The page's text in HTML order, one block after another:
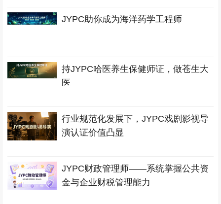
JYPC助你成为海洋药学工程师
持JYPC哈医养生保健师证，做苍生大
医
行业规范化发展下，JYPC戏剧影视导
演认证价值凸显
JYPC财政管理师——系统掌握公共资
金与企业财税管理能力